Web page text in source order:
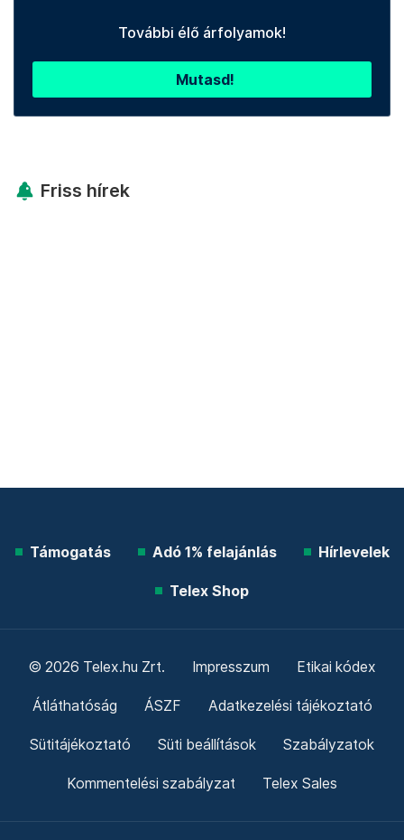
További élő árfolyamok!
Mutasd!
Friss hírek
Támogatás Adó 1% felajánlás Hírlevelek
Telex Shop
© 2026 Telex.hu Zrt. Impresszum Etikai kódex
Átláthatóság ÁSZF Adatkezelési tájékoztató
Sütitájékoztató Süti beállítások Szabályzatok
Kommentelési szabályzat Telex Sales